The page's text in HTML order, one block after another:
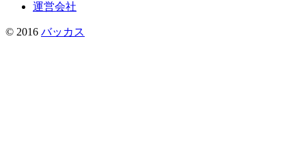
運営会社
© 2016 バッカス